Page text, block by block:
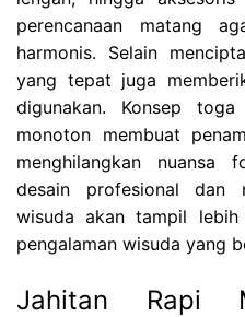
perencanaan matang
harmonis. Selain
yang tepat juga
digunakan. Konsep
monoton membuat
menghilangkan nuansa
desain profesional dan
wisuda akan tampil lebih
pengalaman wisuda yang
Jahitan Rapi